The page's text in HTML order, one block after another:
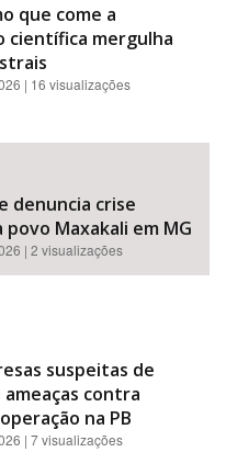
que come a
científica mergulha
| 16 visualizações
denuncia crise
Maxakali em MG
| 2 visualizações
suspeitas de
contra
na PB
| 7 visualizações